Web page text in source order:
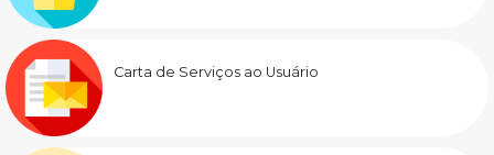
Carta de Serviços ao Usuário